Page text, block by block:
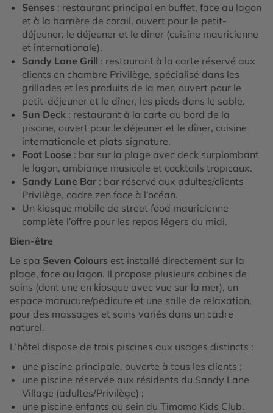
Senses : restaurant principal en buffet, face au lagon
et à la barrière de corail, ouvert pour le petit-
déjeuner, le déjeuner et le dîner (cuisine mauricienne
et internationale).
Sandy Lane Grill : restaurant à la carte réservé aux
clients en chambre Privilège, spécialisé dans les
grillades et les produits de la mer, ouvert pour le
petit-déjeuner et le dîner, les pieds dans le sable.
Sun Deck : restaurant à la carte au bord de la
piscine, ouvert pour le déjeuner et le dîner, cuisine
internationale et plats signature.
Foot Loose : bar sur la plage avec deck surplombant
le lagon, ambiance musicale et cocktails tropicaux.
Sandy Lane Bar : bar réservé aux adultes/clients
Privilège, cadre zen face à l’océan.
Un kiosque mobile de street food mauricienne
complète l’offre pour les repas légers du midi.
Bien-être
Le spa Seven Colours est installé directement sur la
plage, face au lagon. Il propose plusieurs cabines de
soins (dont une en kiosque avec vue sur la mer), un
espace manucure/pédicure et une salle de relaxation,
pour des massages et soins variés dans un cadre
naturel.
L’hôtel dispose de trois piscines aux usages distincts :
une piscine principale, ouverte à tous les clients ;
une piscine réservée aux résidents du Sandy Lane
Village (adultes/Privilège) ;
une piscine enfants au sein du Timomo Kids Club.